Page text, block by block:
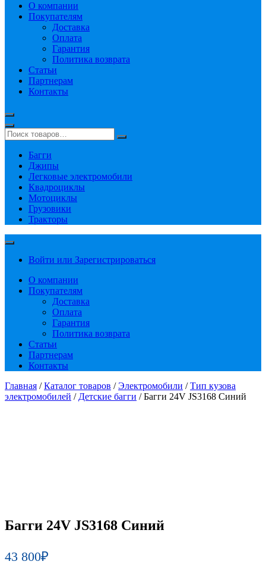
О компании
Покупателям
Доставка
Оплата
Гарантия
Политика возврата
Статьи
Партнерам
Контакты
Багги
Джипы
Легковые электромобили
Квадроциклы
Мотоциклы
Грузовики
Тракторы
Войти или Зарегистрироваться
О компании
Покупателям
Доставка
Оплата
Гарантия
Политика возврата
Статьи
Партнерам
Контакты
Главная /Каталог товаров /Электромобили /Тип кузова
электромобилей / Детские багги / Багги 24V JS3168 Синий
Багги 24V JS3168 Синий
43 800₽